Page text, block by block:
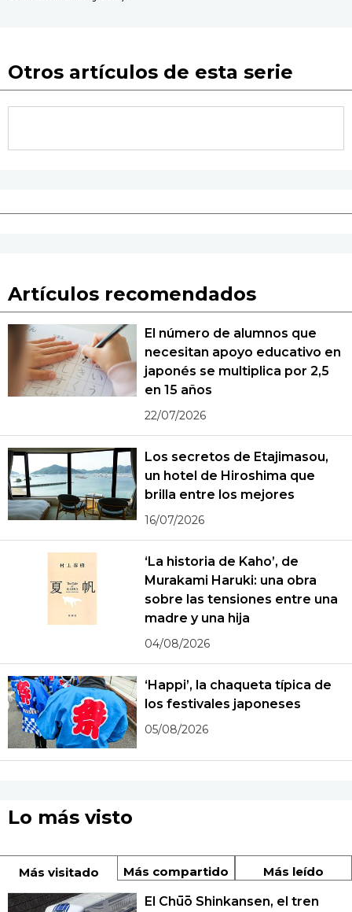
Otros artículos de esta serie
Artículos recomendados
El número de alumnos que
necesitan apoyo educativo en
japonés se multiplica por 2,5
en 15 años
22/07/2026
Los secretos de Etajimasou,
un hotel de Hiroshima que
brilla entre los mejores
16/07/2026
‘La historia de Kaho’, de
Murakami Haruki: una obra
sobre las tensiones entre una
madre y una hija
04/08/2026
‘Happi’, la chaqueta típica de
los festivales japoneses
05/08/2026
Lo más visto
Más visitado Más compartido Más leído
El Chūō Shinkansen, el tren